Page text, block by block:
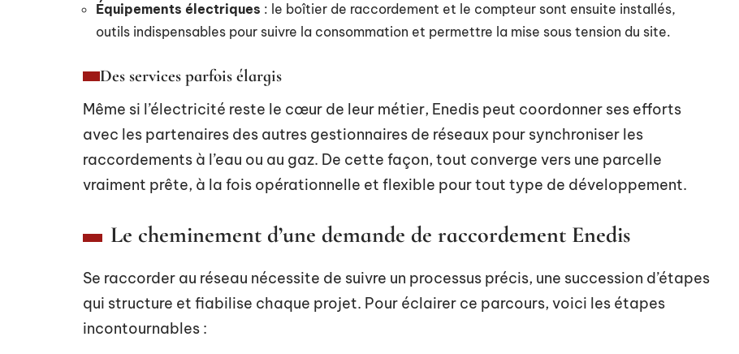
Équipements électriques : le boîtier de raccordement et le compteur sont ensuite installés,
outils indispensables pour suivre la consommation et permettre la mise sous tension du site.
Des services parfois élargis
Même si l’électricité reste le cœur de leur métier, Enedis peut coordonner ses efforts
avec les partenaires des autres gestionnaires de réseaux pour synchroniser les
raccordements à l’eau ou au gaz. De cette façon, tout converge vers une parcelle
vraiment prête, à la fois opérationnelle et flexible pour tout type de développement.
Le cheminement d’une demande de raccordement Enedis
Se raccorder au réseau nécessite de suivre un processus précis, une succession d’étapes
qui structure et fiabilise chaque projet. Pour éclairer ce parcours, voici les étapes
incontournables :